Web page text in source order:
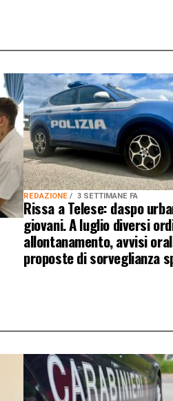
REDAZIONE 3 SETTIMANE FA
Rissa a Telese: daspo
giovani. A luglio diversi
allontanamento, avvisi
proposte di sorveglianza